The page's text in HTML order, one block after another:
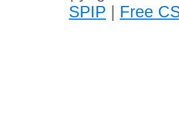
SPIP | Free